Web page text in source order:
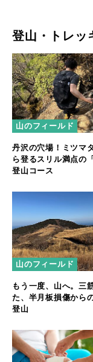
登山・トレッ
山のフィールド
丹沢の穴場！ミツマ
ら登るスリル満点の
登山コース
山のフィールド
もう一度、山へ。三
た、半月板損傷から
登山